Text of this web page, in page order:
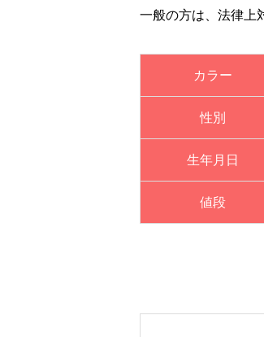
一般の方は、法律上
カラー
性別
生年月日
値段